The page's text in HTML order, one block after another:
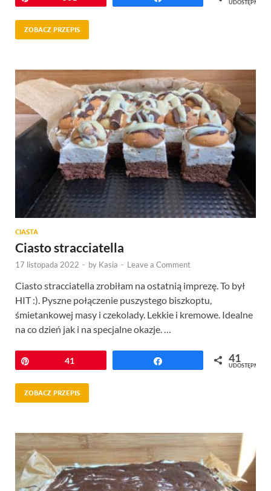
UDOSTĘPNIEŃ
ZOBACZ PRZEPIS
CIASTA
Ciasto stracciatella
17 listopada 2022 - by Kasia - Leave a Comment
Ciasto stracciatella zrobiłam na ostatnią imprezę. To był
HIT :). Pyszne połączenie puszystego biszkoptu,
śmietankowej masy i czekolady. Lekkie i kremowe. Idealne
na co dzień jak i na specjalne okazje. …
Przypnij41 41
UDOSTĘPNIEŃ
ZOBACZ PRZEPIS